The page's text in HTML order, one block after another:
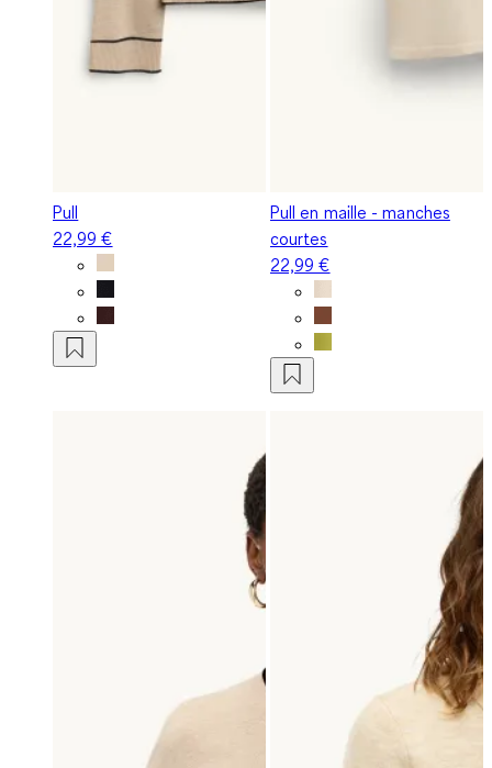
Pull
22,99 €
Pull en maille - manches
courtes
22,99 €